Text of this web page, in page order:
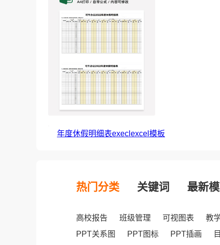
年度休假明细表execlexcel模板
热门分类 关键词 最新
高校报告 班级管理 可视图表
教
PPT关系图
PPT图标 PPT插画